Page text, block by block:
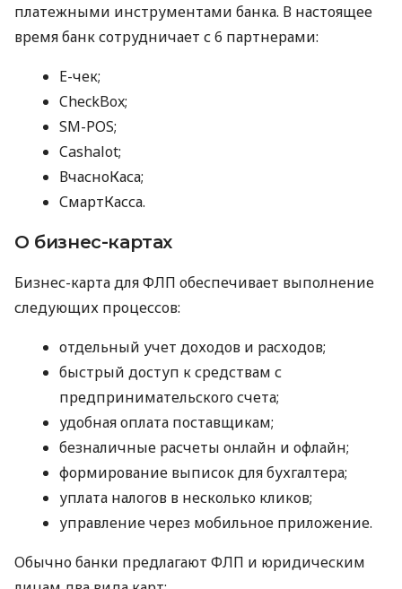
платежными инструментами банка. В настоящее
время банк сотрудничает с 6 партнерами:
E-чек;
CheckBox;
SM-POS;
Cashalot;
ВчасноКаса;
СмартКасса.
О бизнес-картах
Бизнес-карта для ФЛП обеспечивает выполнение
следующих процессов:
отдельный учет доходов и расходов;
быстрый доступ к средствам с
предпринимательского счета;
удобная оплата поставщикам;
безналичные расчеты онлайн и офлайн;
формирование выписок для бухгалтера;
уплата налогов в несколько кликов;
управление через мобильное приложение.
Обычно банки предлагают ФЛП и юридическим